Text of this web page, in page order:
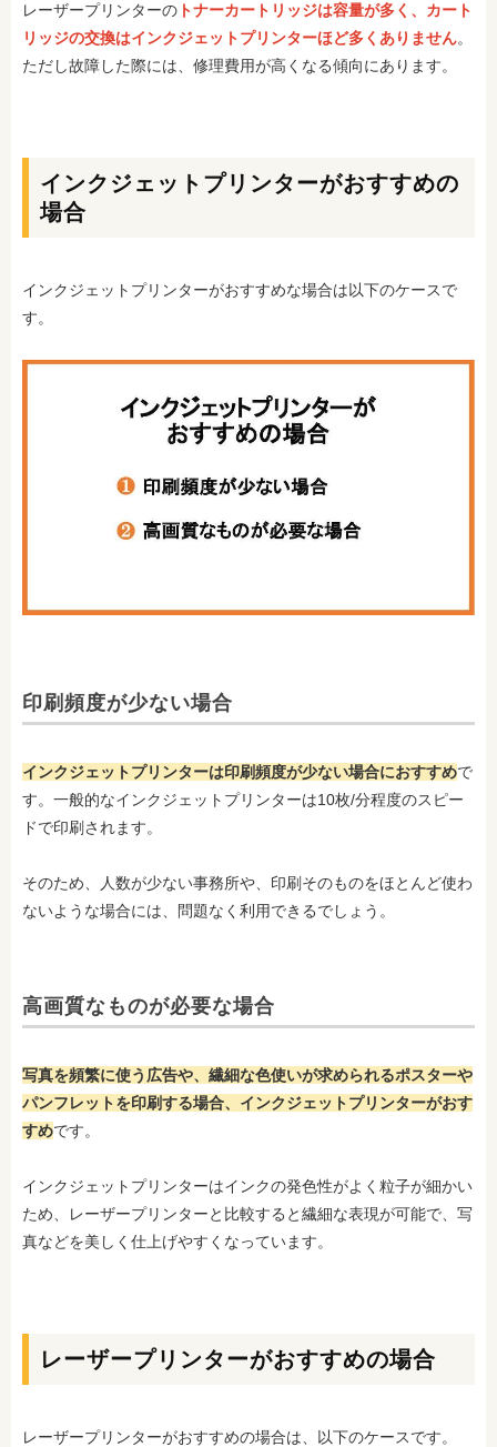
レーザープリンターの トナーカートリッジは容量が多く、カート
リッジの交換はインクジェットプリンターほど多くありません。
ただし故障した際には、修理費用が高くなる傾向にあります。
インクジェットプリンターがおすすめの
場合
インクジェットプリンターがおすすめな場合は以下のケースで
す。
印刷頻度が少ない場合
インクジェットプリンターは印刷頻度が少ない場合におすすめで
す。一般的なインクジェットプリンターは10枚/分程度のスピー
ドで印刷されます。
そのため、人数が少ない事務所や、印刷そのものをほとんど使わ
ないような場合には、問題なく利用できるでしょう。
高画質なものが必要な場合
写真を頻繁に使う広告や、繊細な色使いが求められるポスターや
パンフレットを印刷する場合、インクジェットプリンターがおす
すめです。
インクジェットプリンターはインクの発色性がよく粒子が細かい
ため、レーザープリンターと比較すると繊細な表現が可能で、写
真などを美しく仕上げやすくなっています。
レーザープリンターがおすすめの場合
レーザープリンターがおすすめの場合は、以下のケースです。